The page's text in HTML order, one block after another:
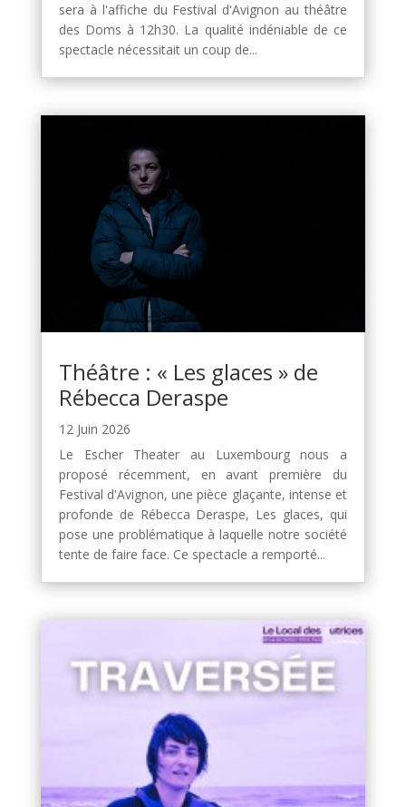
sera à l'affiche du Festival d'Avignon au théâtre
des Doms à 12h30. La qualité indéniable de ce
spectacle nécessitait un coup de...
Théâtre : « Les glaces » de
Rébecca Deraspe
12 Juin 2026
Le Escher Theater au Luxembourg nous a
proposé récemment, en avant première du
Festival d'Avignon, une pièce glaçante, intense et
profonde de Rébecca Deraspe, Les glaces, qui
pose une problématique à laquelle notre société
tente de faire face. Ce spectacle a remporté...